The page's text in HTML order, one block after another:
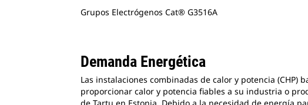
Grupos Electrógenos Cat® G3516A
Demanda Energética
Las instalaciones combinadas de calor y potencia
proporcionar calor y potencia fiables a su industria o